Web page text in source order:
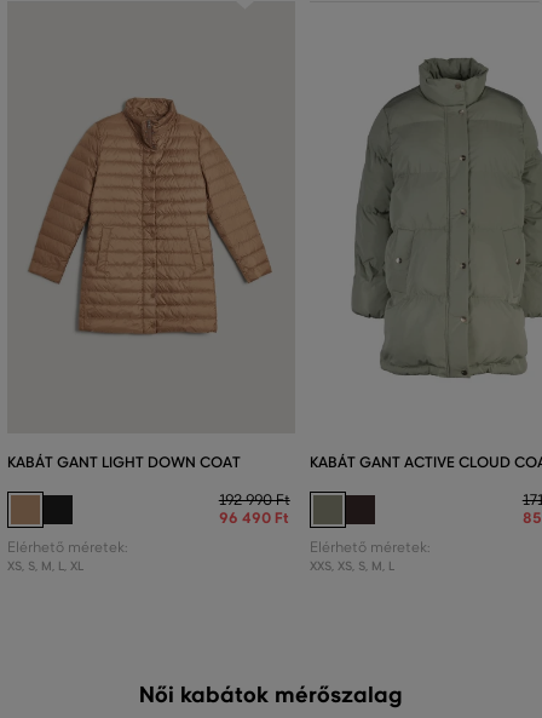
KABÁT GANT LIGHT DOWN COAT
192 990 Ft
96 490 Ft
Elérhető méretek:
XS, S, M, L, XL
KABÁT GANT ACTIVE CLOUD
Elérhető méretek:
XXS, XS, S, M, L
Női kabátok mérőszalag